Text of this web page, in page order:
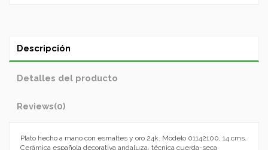
Descripción
Detalles del producto
Reviews(0)
Plato hecho a mano con esmaltes y oro 24k. Modelo 01142100, 14 cms.
Cerámica española decorativa andaluza, técnica cuerda-seca